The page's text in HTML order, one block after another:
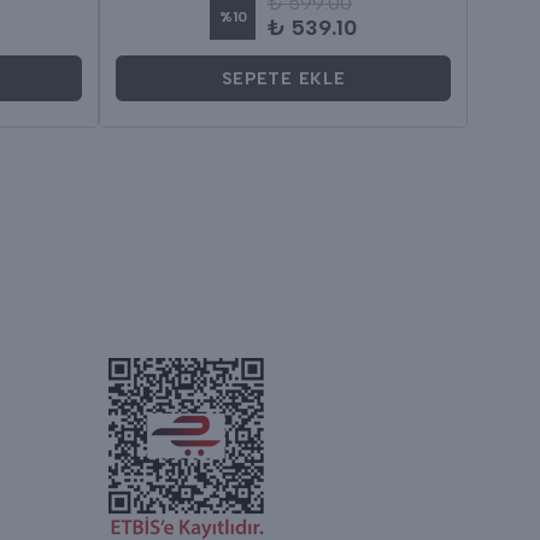
%10 ₺ 539.10
SEPETE EKLE